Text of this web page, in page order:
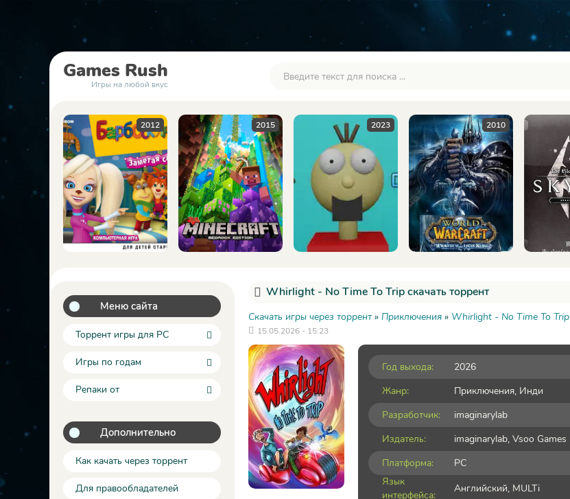
Games Rush
Игры на любой вкус
2015 2023 2010 2016
Меню сайта
Торрент игры для PC
Игры по годам
Репаки от
Дополнительно
Как качать через торрент
Для правообладателей
Whirlight - No Time To Trip скачать торрент
Скачать игры через торрент» Приключения » Whirlight - No Time To Trip
15.05.2026 - 15:23
Год выхода:
2026
Жанр:
Приключения, Инди
Разработчик:
imaginarylab
Издатель:
imaginarylab, Vsoo Games
Платформа:
PC
Язык
интерфейса:
Английский, MULTi